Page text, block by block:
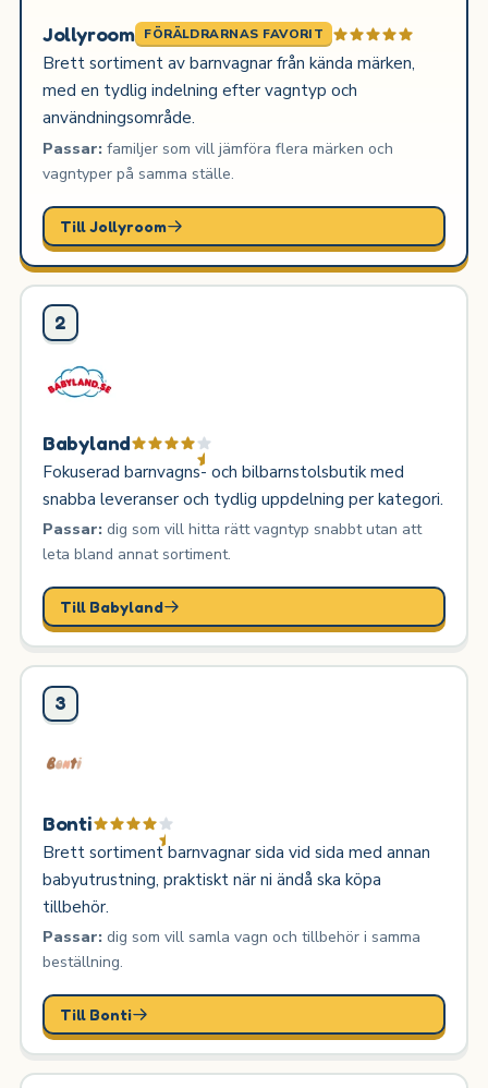
Jollyroom FÖRÄLDRARNAS FAVORIT
Brett sortiment av barnvagnar från kända märken,
med en tydlig indelning efter vagntyp och
användningsområde.
Passar:familjer som vill jämföra flera märken och
vagntyper på samma ställe.
Till Jollyroom
2
Babyland
Fokuserad barnvagns- och bilbarnstolsbutik med
snabba leveranser och tydlig uppdelning per kategori.
Passar:dig som vill hitta rätt vagntyp snabbt utan att
leta bland annat sortiment.
Till Babyland
3
Bonti
Brett sortiment barnvagnar sida vid sida med annan
babyutrustning, praktiskt när ni ändå ska köpa
tillbehör.
Passar:dig som vill samla vagn och tillbehör i samma
beställning.
Till Bonti